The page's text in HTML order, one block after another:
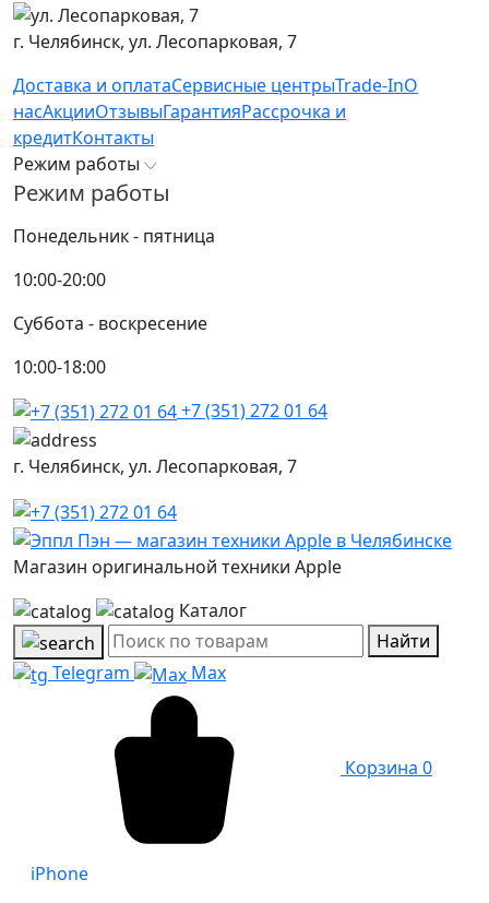
г. Челябинск, ул. Лесопарковая, 7
Доставка и оплатаСервисные центрыTrade-InО
насАкцииОтзывыГарантияРассрочка и
кредитКонтакты
Режим работы
Режим работы
Понедельник - пятница
10:00-20:00
Суббота - воскресение
10:00-18:00
+7 (351) 272 01 64
г. Челябинск, ул. Лесопарковая, 7
Магазин оригинальной техники Apple
Каталог
Найти
Telegram
Max
Корзина 0
iPhone